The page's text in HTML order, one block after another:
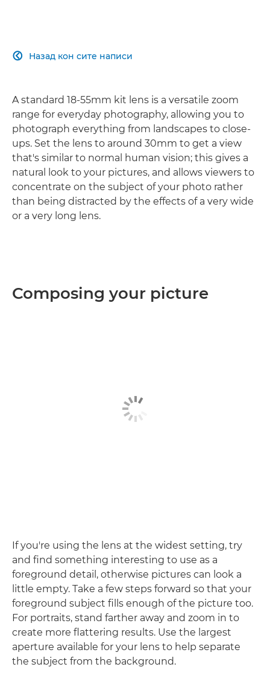
Назад кон сите написи

A standard 18-55mm kit lens is a versatile zoom
range for everyday photography, allowing you to
photograph everything from landscapes to close-
ups. Set the lens to around 30mm to get a view
that's similar to normal human vision; this gives a
natural look to your pictures, and allows viewers to
concentrate on the subject of your photo rather
than being distracted by the effects of a very wide
or a very long lens.
Composing your picture
If you're using the lens at the widest setting, try
and find something interesting to use as a
foreground detail, otherwise pictures can look a
little empty. Take a few steps forward so that your
foreground subject fills enough of the picture too.
For portraits, stand farther away and zoom in to
create more flattering results. Use the largest
aperture available for your lens to help separate
the subject from the background.